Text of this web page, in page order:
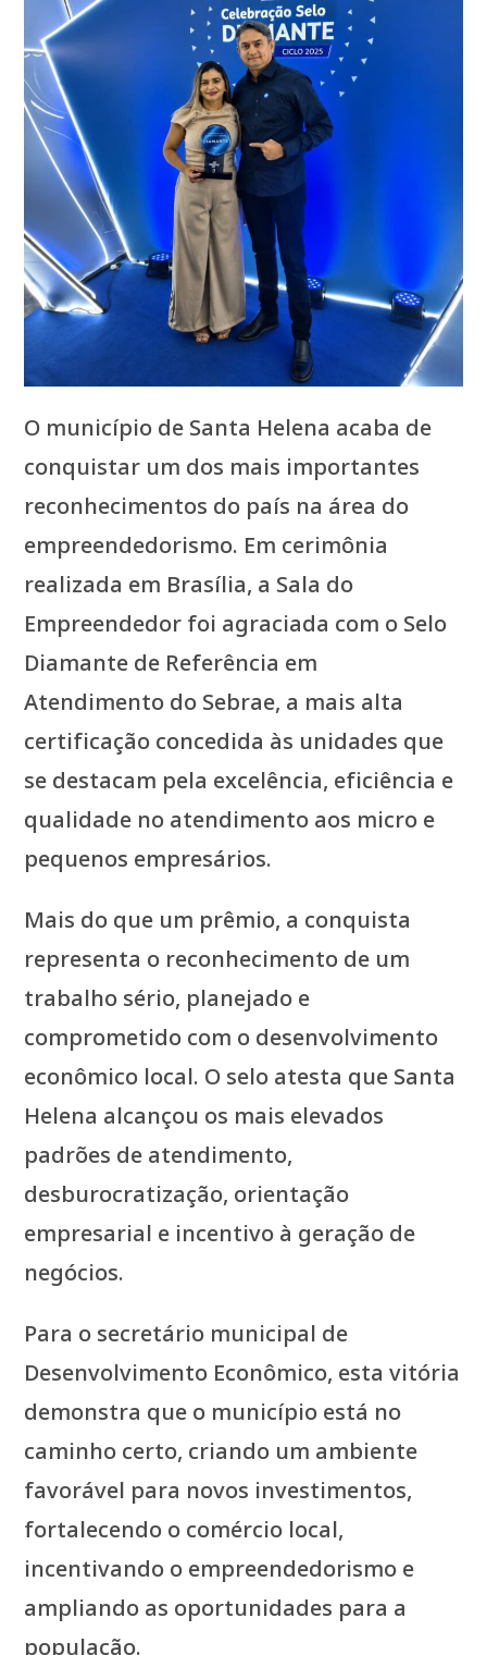
O município de Santa Helena acaba de
conquistar um dos mais importantes
reconhecimentos do país na área do
empreendedorismo. Em cerimônia
realizada em Brasília, a Sala do
Empreendedor foi agraciada com o Selo
Diamante de Referência em
Atendimento do Sebrae, a mais alta
certificação concedida às unidades que
se destacam pela excelência, eficiência e
qualidade no atendimento aos micro e
pequenos empresários.
Mais do que um prêmio, a conquista
representa o reconhecimento de um
trabalho sério, planejado e
comprometido com o desenvolvimento
econômico local. O selo atesta que Santa
Helena alcançou os mais elevados
padrões de atendimento,
desburocratização, orientação
empresarial e incentivo à geração de
negócios.
Para o secretário municipal de
Desenvolvimento Econômico, esta vitória
demonstra que o município está no
caminho certo, criando um ambiente
favorável para novos investimentos,
fortalecendo o comércio local,
incentivando o empreendedorismo e
ampliando as oportunidades para a
população.